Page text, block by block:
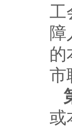
工
障
的
市
或